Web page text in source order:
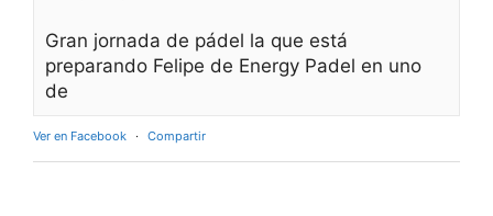
Gran jornada de pádel la que está
preparando Felipe de Energy Padel en uno
de
Ver en Facebook · Compartir